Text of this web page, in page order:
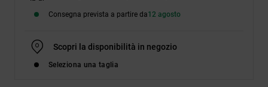
Consegna prevista a partire da12 agosto
Scopri la disponibilità in negozio
Seleziona una taglia